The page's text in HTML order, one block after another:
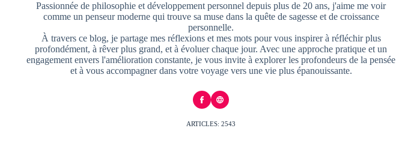
Passionnée de philosophie et développement personnel depuis plus de 20 ans, j'aime me voir
comme un penseur moderne qui trouve sa muse dans la quête de sagesse et de croissance
personnelle.
À travers ce blog, je partage mes réflexions et mes mots pour vous inspirer à réfléchir plus
profondément, à rêver plus grand, et à évoluer chaque jour. Avec une approche pratique et un
engagement envers l'amélioration constante, je vous invite à explorer les profondeurs de la pensée
et à vous accompagner dans votre voyage vers une vie plus épanouissante.
ARTICLES: 2543